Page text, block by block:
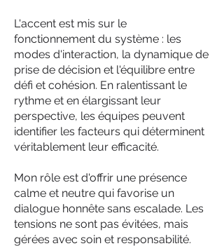
L'accent est mis sur le
fonctionnement du système : les
modes d'interaction, la dynamique de
prise de décision et l'équilibre entre
défi et cohésion. En ralentissant le
rythme et en élargissant leur
perspective, les équipes peuvent
identifier les facteurs qui déterminent
véritablement leur efficacité.
Mon rôle est d'offrir une présence
calme et neutre qui favorise un
dialogue honnête sans escalade. Les
tensions ne sont pas évitées, mais
gérées avec soin et responsabilité.